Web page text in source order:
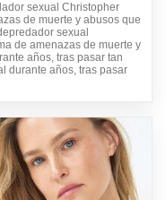
sexual Christopher
de muerte y abusos que
sexual
de amenazas de muerte y
años, tras pasar tan
durante años, tras pasar